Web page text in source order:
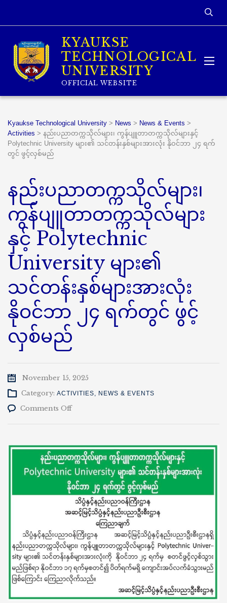
KYAUKSE
TECHNOLOGICAL
UNIVERSITY
OFFICIAL WEBSITE
Kyaukse Technological University > News > News & Events >
Activities > နည်းပညာတက္ကသိုလ်များ၊ ကွန်ပျူတာတက္ကသိုလ်များနှင့်
Polytechnic University များ၏ သင်တန်းနှစ်များအားလုံး နိုဝင်ဘာ ၂၄ ရက်
တွင် ဖွင့်လှစ်မည်
နည်းပညာတက္ကသိုလ်များ၊
ကွန်ပျူတာတက္ကသိုလ်များ
နှင့် Polytechnic
University များ၏
သင်တန်းနှစ်များအားလုံး
နိုဝင်ဘာ ၂၄ ရက်တွင် ဖွင့်
လှစ်မည်
November 15, 2025
Category: ACTIVITIES, NEWS & EVENTS
Comments Offon
များ၊
ကွန်ပျူတာ
တက္ကသိုလ်
များ
နှင့်
Polytechnic
University
များ၏
သင်တန်း
နှစ်
များ
အားလုံး
နိုဝင်ဘာ
၂၄
တွင်